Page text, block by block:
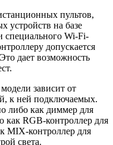
пультов,
устройств на базе
специального Wi-Fi-
допускается
дает возможность
зависит от
к ней подключаемых.
либо как диммер для
как RGB-контроллер для
MIX-контроллер для
света.